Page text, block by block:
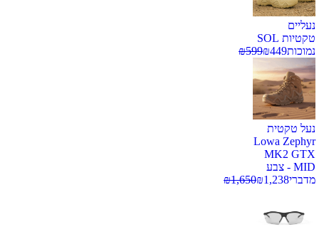
נעליים
טקטיות SOL
נמוכות
₪449
₪599
נעל טקטית
Lowa Zephyr
MK2 GTX
MID - צבע
מדברי
₪1,238
₪1,650